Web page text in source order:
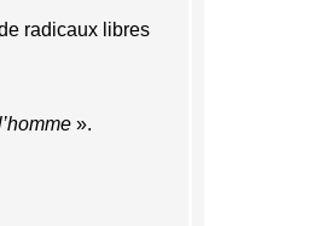
radicaux libres
».